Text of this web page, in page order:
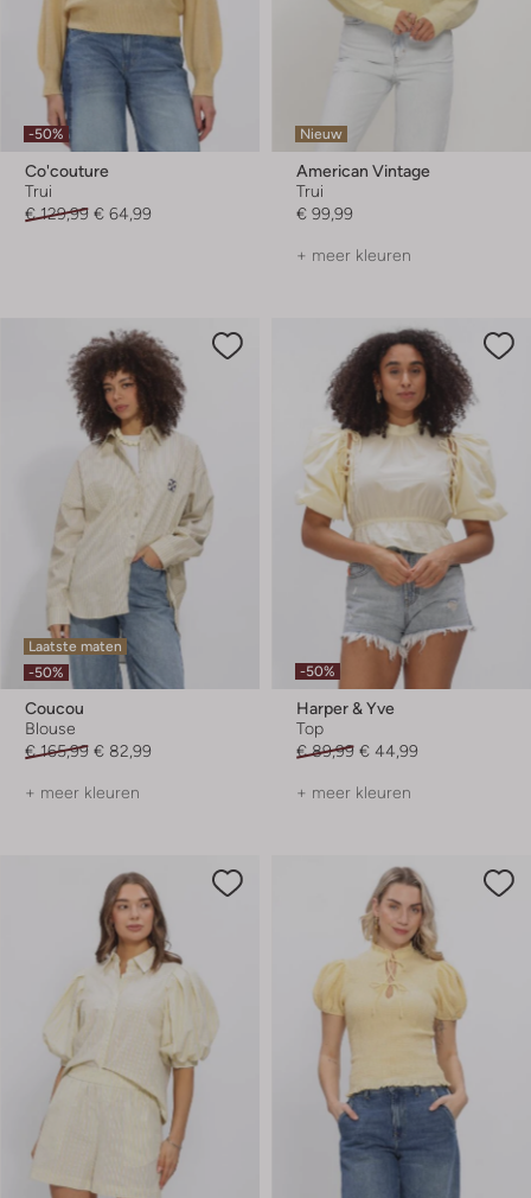
-50%
Co'couture
Trui
€ 129,99 € 64,99
Nieuw
American Vintage
Trui
€ 99,99
+ meer kleuren
Laatste maten
-50%
Coucou
Blouse
€ 165,99 € 82,99
+ meer kleuren
-50%
Harper & Yve
Top
€ 89,99 € 44,99
+ meer kleuren